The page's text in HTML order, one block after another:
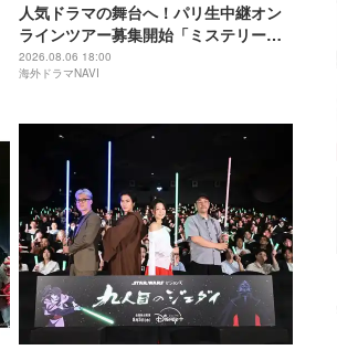
人気ドラマの舞台へ！パリ生中継オン
ラインツアー募集開始「ミステリーチ
ャンネル倶楽部プレミアム」
2026.08.06 18:00
海外ドラマNAVI